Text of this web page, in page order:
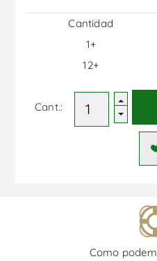
Cantidad
1+
12+
Cant.:
Como